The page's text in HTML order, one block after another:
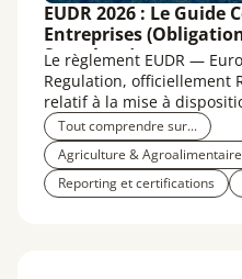
EUDR 2026 : Le Guide
Entreprises
Sanctions)
Le règlement EUDR —
Regulation, officiellement
relatif à la mise à
et à l'exportation à partir
produits de base et
déforestation et à la
première législation
Tout comprendre sur...
Agriculture & Agroalimentaire
Reporting et certifications